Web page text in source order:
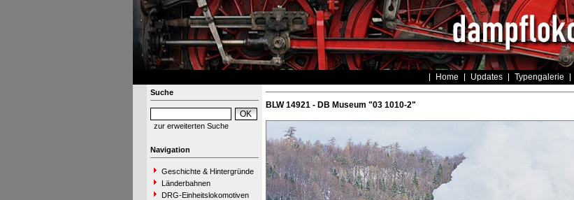
Home Updates Typengalerie
Suche
zur erweiterten Suche
Navigation
Geschichte & Hintergründe
Länderbahnen
DRG-Einheitslokomotiven
BLW 14921 - DB Museum "03 1010-2"